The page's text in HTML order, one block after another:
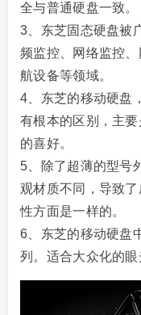
全与普通硬盘一致。
3、东芝固态硬盘被
频监控、网络监控
航设备等领域。
4、东芝的移动硬盘
有根本的区别，主
的喜好。
5、除了超薄的型号
观材质不同，导致
性方面是一样的。
6、东芝的移动硬盘
列。适合大众化的眼